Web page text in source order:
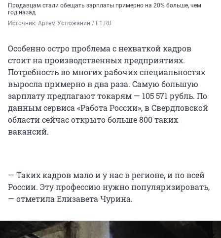
Продавцам стали обещать зарплаты примерно на 20% больше, чем
год назад
Источник: Артем Устюжанин / E1.RU
Особенно остро проблема с нехваткой кадров
стоит на производственных предприятиях.
Потребность во многих рабочих специальностях
выросла примерно в два раза. Самую большую
зарплату предлагают токарям — 105 571 рубль. По
данным сервиса «Работа России», в Свердловской
области сейчас открыто больше 800 таких
вакансий.
— Таких кадров мало и у нас в регионе, и по всей
России. Эту профессию нужно популяризировать,
— отметила Елизавета Чурина.